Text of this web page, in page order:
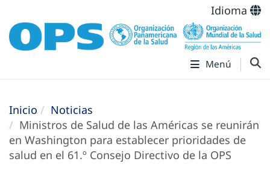
Idioma
Menú
Inicio
Noticias
Ministros de Salud de las Américas se reunirán
en Washington para establecer prioridades de
salud en el 61.º Consejo Directivo de la OPS